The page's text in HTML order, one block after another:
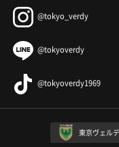
@tokyo_verdy
@tokyoverdy
@tokyoverdy1969
東京ヴェル